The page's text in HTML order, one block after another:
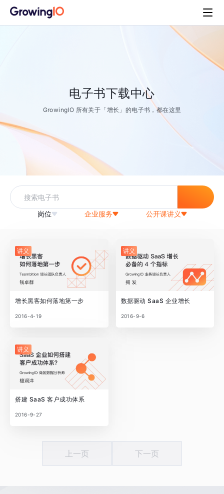
电子书下载中心
GrowingIO 所有关于「增长」的电子书，都在这里
岗位 企业服务 公开课讲义
讲义
增长黑客如何落地第一步
2016-4-19
讲义
数据驱动 SaaS 企业增长
2016-9-6
讲义
搭建 SaaS 客户成功体系
2016-9-27
上一页 下一页